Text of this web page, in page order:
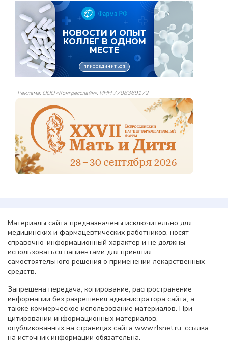
Реклама: ООО «Конгресслайн», ИНН 7708369172
Материалы сайта предназначены исключительно для
медицинских и фармацевтических работников, носят
справочно-информационный характер и не должны
использоваться пациентами для принятия
самостоятельного решения о применении лекарственных
средств.
Запрещена передача, копирование, распространение
информации без разрешения администратора сайта, а
также коммерческое использование материалов. При
цитировании информационных материалов,
опубликованных на страницах сайта www.rlsnet.ru, ссылка
на источник информации обязательна.